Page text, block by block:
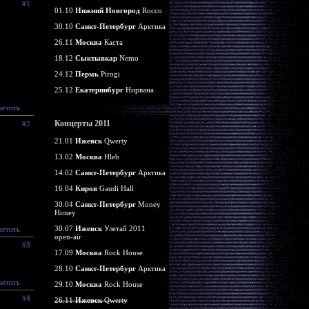
#1
#2
#3
#4
01.10 Нижний Новгород Rocco
30.10 Санкт-Петербург Арктика
26.11 Москва Каста
18.12 Сыктывкар Nemo
24.12 Пермь Pirogi
25.12 Екатеринбург Нирвана
Концерты 2011
21.01 Ижевск Qwerty
13.02 Москва Hleb
14.02 Санкт-Петербург Арктика
16.04 Киров Gaudi Hall
30.04 Санкт-Петербург Money
Honey
30.07 Ижевск Улетай 2011
open-air
17.09 Москва Rock House
28.10 Санкт-Петербург Арктика
29.10 Москва Rock House
26.11ИжевскQwerty